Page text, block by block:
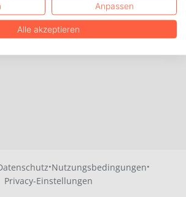
·Nutzungsbedingungen·
Privacy-Einstellungen
Anpassen
Alle akzeptieren